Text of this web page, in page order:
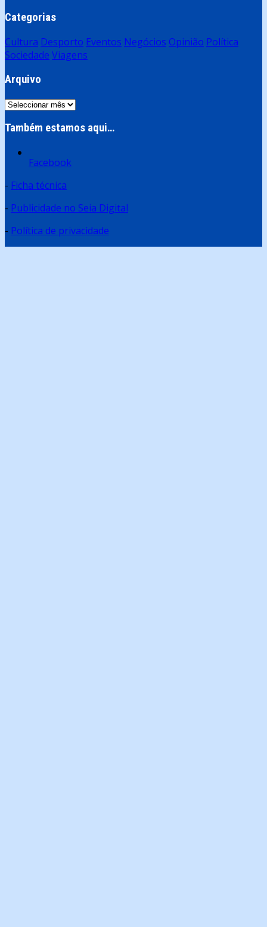
Categorias
Cultura Desporto Eventos Negócios Opinião Política
Sociedade Viagens
Arquivo
Arquivo
Também estamos aqui…
Facebook
- Ficha técnica
- Publicidade no Seia Digital
- Política de privacidade